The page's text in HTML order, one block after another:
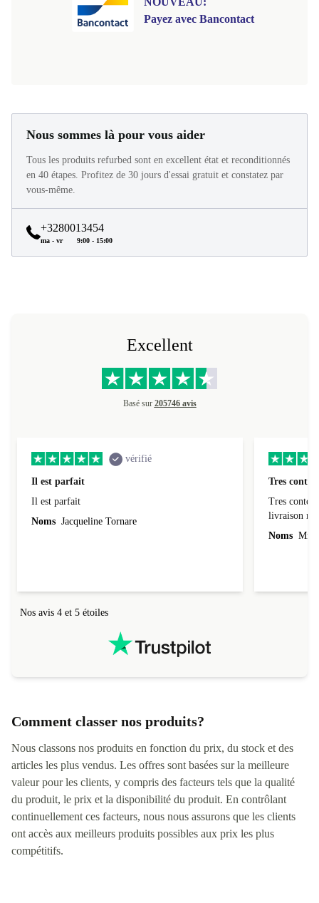
Payez avec Bancontact
Nous sommes là pour vous aider
Tous les produits refurbed sont en excellent état et reconditionnés
en 40 étapes. Profitez de 30 jours d'essai gratuit et constatez par
vous-même.
+3280013454
ma - vr 9:00 - 15:00
Excellent
Basé sur 205746 avis
vérifié
Il est parfait
Il est parfait
Noms Jacqueline Tornare
Tres
Tres
Noms
Nos avis 4 et 5 étoiles
Comment classer nos produits?
Nous classons nos produits en fonction du prix, du stock et des
articles les plus vendus. Les offres sont basées sur la meilleure
valeur pour les clients, y compris des facteurs tels que la qualité
du produit, le prix et la disponibilité du produit. En contrôlant
continuellement ces facteurs, nous nous assurons que les clients
ont accès aux meilleurs produits possibles aux prix les plus
compétitifs.